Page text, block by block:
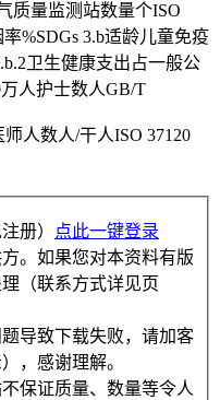
质量监测站数量个ISO
%SDGs 3.b适龄儿童免疫
卫生健康支出占一般公
人护士数人GB/T
人数人/干人ISO 37120
册）
点此一键登录
。如果您对本资料有版
（联系方式详见页
导致下载失败，请加客
，感谢理解。
保证质量、数量等令人